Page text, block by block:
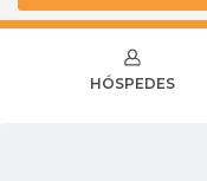
HÓSPEDES